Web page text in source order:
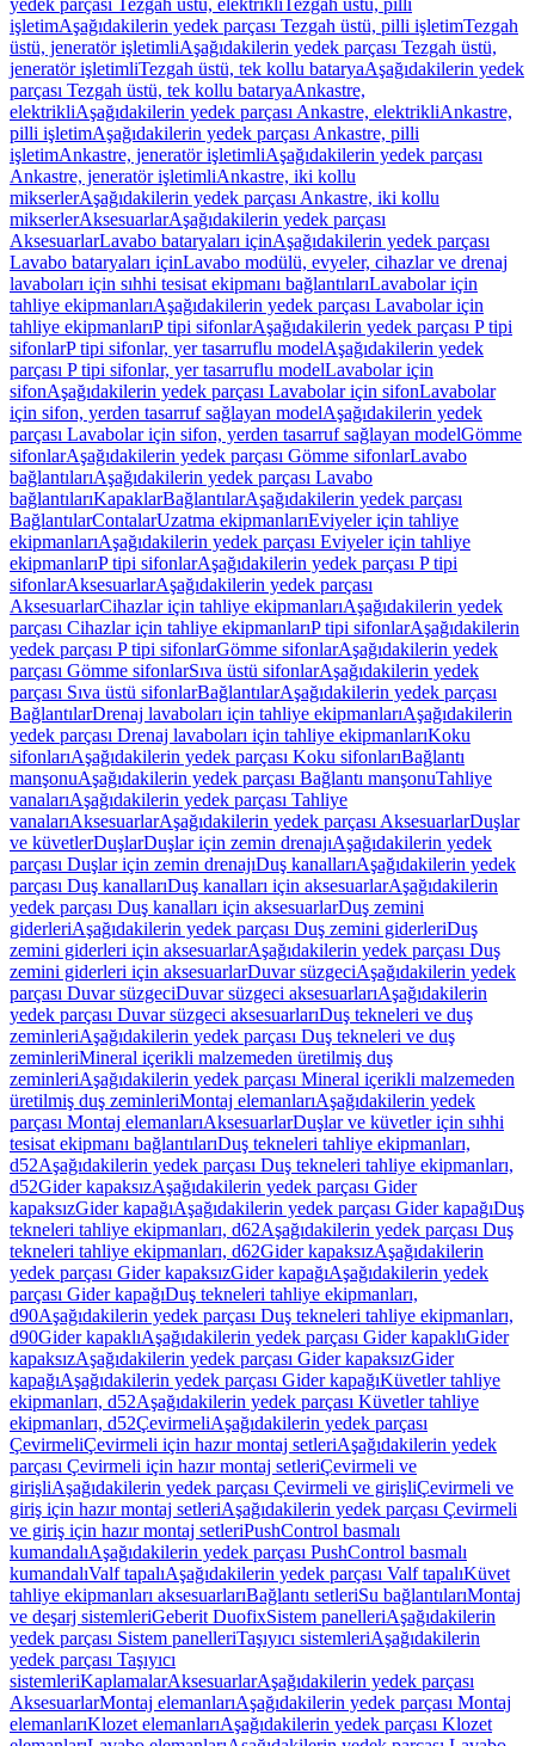
yedek parçası Tezgah üstü, elektrikli Tezgah üstü, pilli
işletimAşağıdakilerin yedek parçası Tezgah üstü, pilli işletimTezgah
üstü, jeneratör işletimliAşağıdakilerin yedek parçası Tezgah üstü,
jeneratör işletimliTezgah üstü, tek kollu bataryaAşağıdakilerin yedek
parçası Tezgah üstü, tek kollu bataryaAnkastre,
elektrikliAşağıdakilerin yedek parçası Ankastre, elektrikliAnkastre,
pilli işletimAşağıdakilerin yedek parçası Ankastre, pilli
işletimAnkastre, jeneratör işletimliAşağıdakilerin yedek parçası
Ankastre, jeneratör işletimliAnkastre, iki kollu
mikserlerAşağıdakilerin yedek parçası Ankastre, iki kollu
mikserlerAksesuarlarAşağıdakilerin yedek parçası
AksesuarlarLavabo bataryaları içinAşağıdakilerin yedek parçası
Lavabo bataryaları içinLavabo modülü, evyeler, cihazlar ve drenaj
lavaboları için sıhhi tesisat ekipmanı bağlantılarıLavabolar için
tahliye ekipmanlarıAşağıdakilerin yedek parçası Lavabolar için
tahliye ekipmanlarıP tipi sifonlarAşağıdakilerin yedek parçası P tipi
sifonlarP tipi sifonlar, yer tasarruflu modelAşağıdakilerin yedek
parçası P tipi sifonlar, yer tasarruflu modelLavabolar için
sifonAşağıdakilerin yedek parçası Lavabolar için sifonLavabolar
için sifon, yerden tasarruf sağlayan modelAşağıdakilerin yedek
parçası Lavabolar için sifon, yerden tasarruf sağlayan modelGömme
sifonlarAşağıdakilerin yedek parçası Gömme sifonlarLavabo
bağlantılarıAşağıdakilerin yedek parçası Lavabo
bağlantılarıKapaklarBağlantılarAşağıdakilerin yedek parçası
BağlantılarContalarUzatma ekipmanlarıEviyeler için tahliye
ekipmanlarıAşağıdakilerin yedek parçası Eviyeler için tahliye
ekipmanlarıP tipi sifonlarAşağıdakilerin yedek parçası P tipi
sifonlarAksesuarlarAşağıdakilerin yedek parçası
AksesuarlarCihazlar için tahliye ekipmanlarıAşağıdakilerin yedek
parçası Cihazlar için tahliye ekipmanlarıP tipi sifonlarAşağıdakilerin
yedek parçası P tipi sifonlarGömme sifonlarAşağıdakilerin yedek
parçası Gömme sifonlarSıva üstü sifonlarAşağıdakilerin yedek
parçası Sıva üstü sifonlarBağlantılarAşağıdakilerin yedek parçası
BağlantılarDrenaj lavaboları için tahliye ekipmanlarıAşağıdakilerin
yedek parçası Drenaj lavaboları için tahliye ekipmanlarıKoku
sifonlarıAşağıdakilerin yedek parçası Koku sifonlarıBağlantı
manşonuAşağıdakilerin yedek parçası Bağlantı manşonuTahliye
vanalarıAşağıdakilerin yedek parçası Tahliye
vanalarıAksesuarlarAşağıdakilerin yedek parçası AksesuarlarDuşlar
ve küvetlerDuşlarDuşlar için zemin drenajıAşağıdakilerin yedek
parçası Duşlar için zemin drenajıDuş kanallarıAşağıdakilerin yedek
parçası Duş kanallarıDuş kanalları için aksesuarlarAşağıdakilerin
yedek parçası Duş kanalları için aksesuarlarDuş zemini
giderleriAşağıdakilerin yedek parçası Duş zemini giderleriDuş
zemini giderleri için aksesuarlarAşağıdakilerin yedek parçası Duş
zemini giderleri için aksesuarlarDuvar süzgeciAşağıdakilerin yedek
parçası Duvar süzgeciDuvar süzgeci aksesuarlarıAşağıdakilerin
yedek parçası Duvar süzgeci aksesuarlarıDuş tekneleri ve duş
zeminleriAşağıdakilerin yedek parçası Duş tekneleri ve duş
zeminleriMineral içerikli malzemeden üretilmiş duş
zeminleriAşağıdakilerin yedek parçası Mineral içerikli malzemeden
üretilmiş duş zeminleriMontaj elemanlarıAşağıdakilerin yedek
parçası Montaj elemanlarıAksesuarlarDuşlar ve küvetler için sıhhi
tesisat ekipmanı bağlantılarıDuş tekneleri tahliye ekipmanları,
d52Aşağıdakilerin yedek parçası Duş tekneleri tahliye ekipmanları,
d52Gider kapaksızAşağıdakilerin yedek parçası Gider
kapaksızGider kapağıAşağıdakilerin yedek parçası Gider kapağıDuş
tekneleri tahliye ekipmanları, d62Aşağıdakilerin yedek parçası Duş
tekneleri tahliye ekipmanları, d62Gider kapaksızAşağıdakilerin
yedek parçası Gider kapaksızGider kapağıAşağıdakilerin yedek
parçası Gider kapağıDuş tekneleri tahliye ekipmanları,
d90Aşağıdakilerin yedek parçası Duş tekneleri tahliye ekipmanları,
d90Gider kapaklıAşağıdakilerin yedek parçası Gider kapaklıGider
kapaksızAşağıdakilerin yedek parçası Gider kapaksızGider
kapağıAşağıdakilerin yedek parçası Gider kapağıKüvetler tahliye
ekipmanları, d52Aşağıdakilerin yedek parçası Küvetler tahliye
ekipmanları, d52ÇevirmeliAşağıdakilerin yedek parçası
ÇevirmeliÇevirmeli için hazır montaj setleriAşağıdakilerin yedek
parçası Çevirmeli için hazır montaj setleriÇevirmeli ve
girişliAşağıdakilerin yedek parçası Çevirmeli ve girişliÇevirmeli ve
giriş için hazır montaj setleriAşağıdakilerin yedek parçası Çevirmeli
ve giriş için hazır montaj setleriPushControl basmalı
kumandalıAşağıdakilerin yedek parçası PushControl basmalı
kumandalıValf tapalıAşağıdakilerin yedek parçası Valf tapalıKüvet
tahliye ekipmanları aksesuarlarıBağlantı setleriSu bağlantılarıMontaj
ve deşarj sistemleriGeberit DuofixSistem panelleriAşağıdakilerin
yedek parçası Sistem panelleriTaşıyıcı sistemleriAşağıdakilerin
yedek parçası Taşıyıcı
sistemleriKaplamalarAksesuarlarAşağıdakilerin yedek parçası
AksesuarlarMontaj elemanlarıAşağıdakilerin yedek parçası Montaj
elemanlarıKlozet elemanlarıAşağıdakilerin yedek parçası Klozet